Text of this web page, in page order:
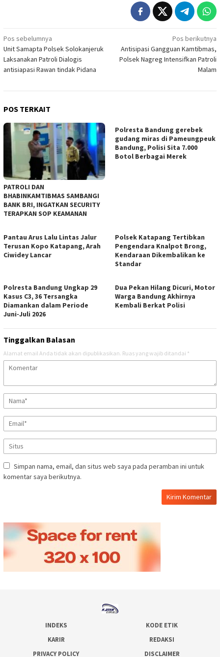
Navigasi
pos
Pos sebelumnya
Unit Samapta Polsek Solokanjeruk
Laksanakan Patroli Dialogis
antisiapasi Rawan tindak Pidana
Pos berikutnya
Antisipasi Gangguan Kamtibmas,
Polsek Nagreg Intensifkan Patroli
Malam
POS TERKAIT
‎PATROLI DAN
BHABINKAMTIBMAS SAMBANGI
BANK BRI, INGATKAN SECURITY
TERAPKAN SOP KEAMANAN
Polresta Bandung gerebek
gudang miras di Pameungpeuk
Bandung, Polisi Sita 7.000
Botol Berbagai Merek
Pantau Arus Lalu Lintas Jalur
Terusan Kopo Katapang, Arah
Ciwidey Lancar
Polsek Katapang Tertibkan
Pengendara Knalpot Brong,
Kendaraan Dikembalikan ke
Standar
Polresta Bandung Ungkap 29
Kasus C3, 36 Tersangka
Diamankan dalam Periode
Juni-Juli 2026
Dua Pekan Hilang Dicuri, Motor
Warga Bandung Akhirnya
Kembali Berkat Polisi
Tinggalkan Balasan
Alamat email Anda tidak akan dipublikasikan. Ruas yang wajib ditandai *
Simpan nama, email, dan situs web saya pada peramban ini untuk
komentar saya berikutnya.
INDEKS
KODE ETIK
KARIR
REDAKSI
PRIVACY POLICY
DISCLAIMER